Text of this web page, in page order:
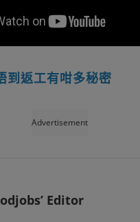
到返工有咁多秘密
Advertisement
Editor